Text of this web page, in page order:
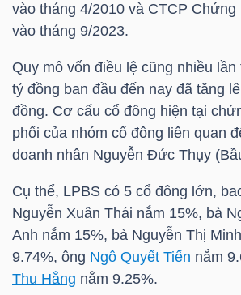
vào tháng 4/2010 và CTCP Chứng
vào tháng 9/2023.
Quy mô vốn điều lệ cũng nhiều
tỷ đồng ban đầu đến nay đã tăng
đồng. Cơ cấu cổ đông hiện tại
phối của nhóm cổ đông liên quan
doanh nhân Nguyễn Đức Thụy
Cụ thể, LPBS có 5 cổ đông lớn,
Nguyễn Xuân Thái nắm 15%, bà
Anh nắm 15%, bà Nguyễn Thị
9.74%, ông Ngô Quyết Tiến nắm
Thu Hằng nắm 9.25%.
ĐÔNG
DƯƠNG
TÀI
CHÍNH
CÁ
PHÂN
TÍCH